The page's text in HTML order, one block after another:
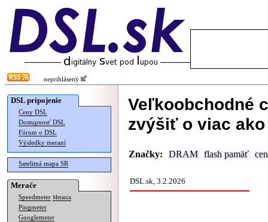
neprihlásený
DSL pripojenie
Ceny DSL
Dostupnosť DSL
Fórum o DSL
Výsledky meraní
Satelitná mapa SR
Merače
Speedmeter Merania
Pingmeter
Googlemeter
Veľkoobchodné
zvýšiť o viac ako
Značky: DRAM flash pamäť
DSL.sk, 3.2.2026